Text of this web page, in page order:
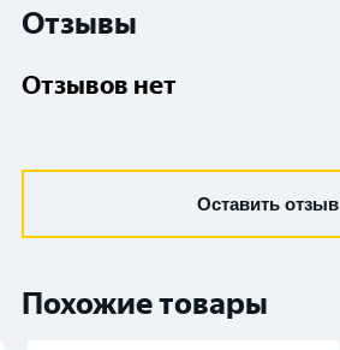
Отзывы
Отзывов нет
Оставить отзыв
Похожие товары